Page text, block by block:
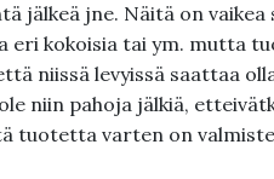
jälkeä jne. Näitä on vaikea
eri kokoisia tai ym. mutta
niissä levyissä saattaa
niin pahoja jälkiä,
tuotetta varten on